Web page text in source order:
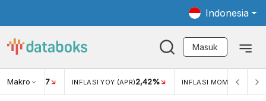
Indonesia
Masuk
Makro
USD/IDR 17 INFLASI YOY (APR)2,42% INFLASI MOM (APR)